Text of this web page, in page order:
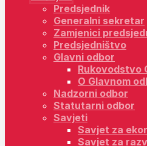
Predsjednik
Generalni sekretar
Zamjenici
Predsjedništvo
Glavni odbor
Rukovodstvo
O Glavnom
Nadzorni odbor
Statutarni odbor
Savjeti
Savjet za
Savjet za